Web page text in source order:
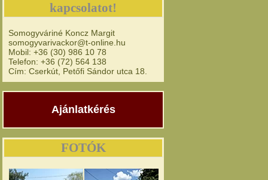
kapcsolatot!
Somogyváriné Koncz Margit
somogyvarivackor@t-online.hu
Mobil: +36 (30) 986 10 78
Telefon: +36 (72) 564 138
Cím: Cserkút, Petőfi Sándor utca 18.
Ajánlatkérés
FOTÓK